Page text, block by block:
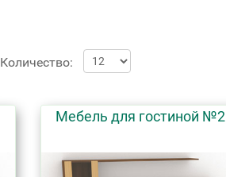
Количество:
Мебель для гостиной №2